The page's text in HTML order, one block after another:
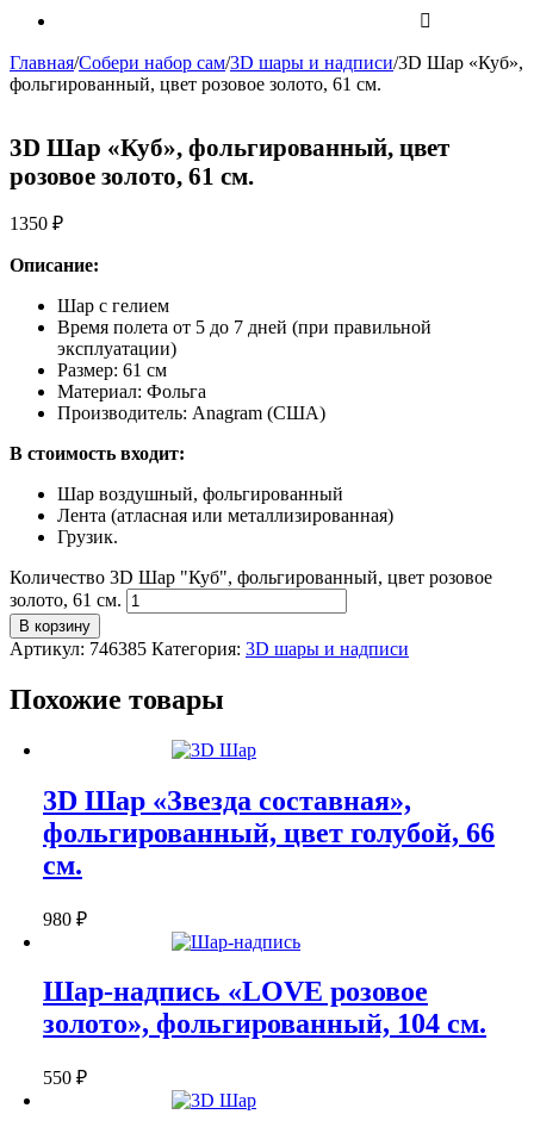
Главная/Собери набор сам/3D шары и надписи/3D Шар «Куб»,
фольгированный, цвет розовое золото, 61 см.
3D Шар «Куб», фольгированный, цвет
розовое золото, 61 см.
1350 ₽
Описание:
Шар с гелием
Время полета от 5 до 7 дней (при правильной
эксплуатации)
Размер: 61 см
Материал: Фольга
Производитель: Anagram (США)
В стоимость входит:
Шар воздушный, фольгированный
Лента (атласная или металлизированная)
Грузик.
Количество 3D Шар "Куб", фольгированный, цвет розовое
золото, 61 см.
В корзину
Артикул: 746385 Категория: 3D шары и надписи
Похожие товары
3D Шар «Звезда составная»,
фольгированный, цвет голубой, 66
см.
980 ₽
Шар-надпись «LOVE розовое
золото», фольгированный, 104 см.
550 ₽